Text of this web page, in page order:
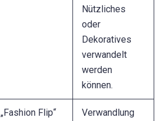
Nützliches
oder
Dekoratives
verwandelt
werden
können.
„Fashion Flip“
Verwandlung